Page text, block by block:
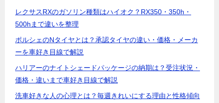
レクサスRXのガソリン種類はハイオク？RX350・350h・
500hまで違いを整理
ポルシェのNタイヤとは？承認タイヤの違い・価格・メーカ
ーを車好き目線で解説
ハリアーのナイトシェードパッケージの納期は？受注状況・
価格・違いまで車好き目線で解説
洗車好きな人の心理とは？毎週きれいにする理由と性格傾向